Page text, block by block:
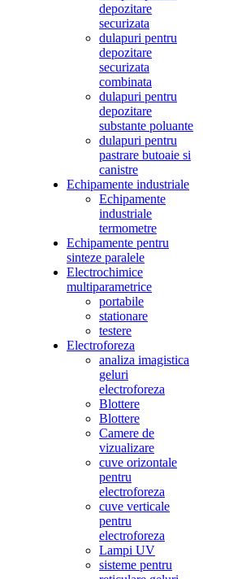
depozitare
securizata
dulapuri pentru
depozitare
securizata
combinata
dulapuri pentru
depozitare
substante poluante
dulapuri pentru
pastrare butoaie si
canistre
Echipamente industriale
Echipamente
industriale
termometre
Echipamente pentru
sinteze paralele
Electrochimice
multiparametrice
portabile
stationare
testere
Electroforeza
analiza imagistica
geluri
electroforeza
Blottere
Blottere
Camere de
vizualizare
cuve orizontale
pentru
electroforeza
cuve verticale
pentru
electroforeza
Lampi UV
sisteme pentru